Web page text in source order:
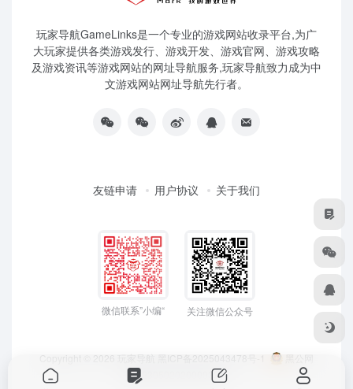
玩家导航GameLinks是一个专业的游戏网站收录平台,为广
大玩家提供各类游戏发行、游戏开发、游戏官网、游戏攻略
及游戏资讯等游戏网站的网址导航服务,玩家导航致力成为中
文游戏网站网址导航先行者。
友链申请 用户协议 关于我们
微信联系”小编“ 关注微信公众号
Copyright © 2026 玩家导航 黑ICP备2025043478号-1
黑公网
安备23050202000033号